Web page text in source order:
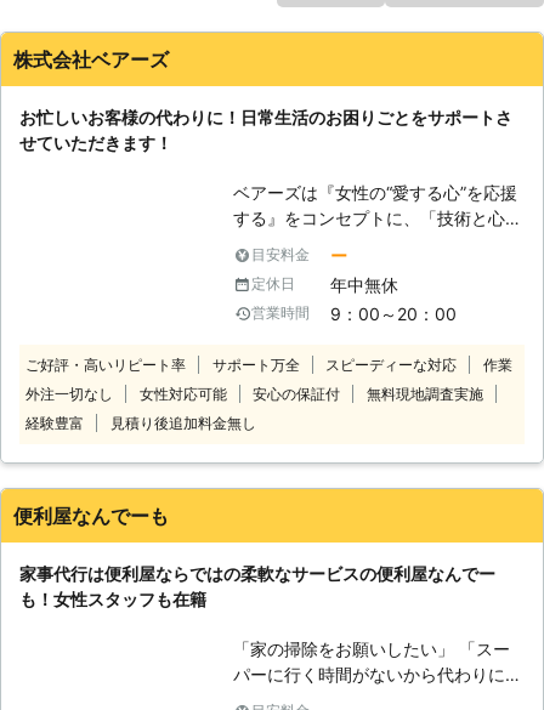
株式会社ベアーズ
お忙しいお客様の代わりに！日常生活のお困りごとをサポートさ
せていただきます！
ベアーズは『女性の“愛する心”を応援
する』をコンセプトに、「技術と心の
向上に対する教育の徹底」と「感謝と
笑顔」という2つの“こだわり”を企業
理念に掲げ、常に“お客様感動度
120%”を目指しております。 家事代行
ーとして、以下をお約束いたします。
【安全】～登録スタッフ5200人～ ベ
アーズレディは全員直接雇用。 業界
せすることなく細やかで真心を込めた
だしなみ・笑顔といったマナー・マイ
ンドから実技に至るまで、7つのオリ
ドをもった、元気で明るい女性スタッ
フ＝ベアーズレディがお伺いいたしま
す。 【感動】～お客様感動度120%の
目安料金 ー
定休日 年中無休
営業時間 9：00～20：00
ご好評・高いリピート率 サポート万全 スピーディーな対応
作業
外注一切なし
女性対応可能 安心の保証付
無料現地調査実施
経験豊富
見積り後追加料金無し
便利屋なんでーも
家事代行は便利屋ならではの柔軟なサービスの便利屋なんでー
も！女性スタッフも在籍
「家の掃除をお願いしたい」 「スー
パーに行く時間がないから代わりに買
い物に行って欲しい」 「庭の草が気